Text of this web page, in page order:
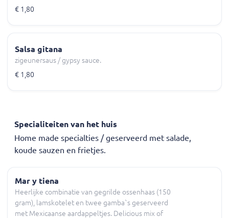
€ 1,80
Salsa gitana
zigeunersaus / gypsy sauce.
€ 1,80
Specialiteiten van het huis
Home made specialties / geserveerd met salade,
koude sauzen en frietjes.
Mar y tiena
Heerlijke combinatie van gegrilde ossenhaas (150
gram), lamskotelet en twee gamba`s geserveerd
met Mexicaanse aardappeltjes. Delicious mix of